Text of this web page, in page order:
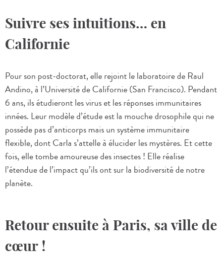
Suivre ses intuitions… en
Californie
Pour son post-doctorat, elle rejoint le laboratoire de Raul
Andino, à l’Université de Californie (San Francisco). Pendant
6 ans, ils étudieront les virus et les réponses immunitaires
innées. Leur modèle d’étude est la mouche drosophile qui ne
possède pas d’anticorps mais un système immunitaire
flexible, dont Carla s’attelle à élucider les mystères. Et cette
fois, elle tombe amoureuse des insectes ! Elle réalise
l’étendue de l’impact qu’ils ont sur la biodiversité de notre
planète.
Retour ensuite à Paris, sa ville de
cœur !